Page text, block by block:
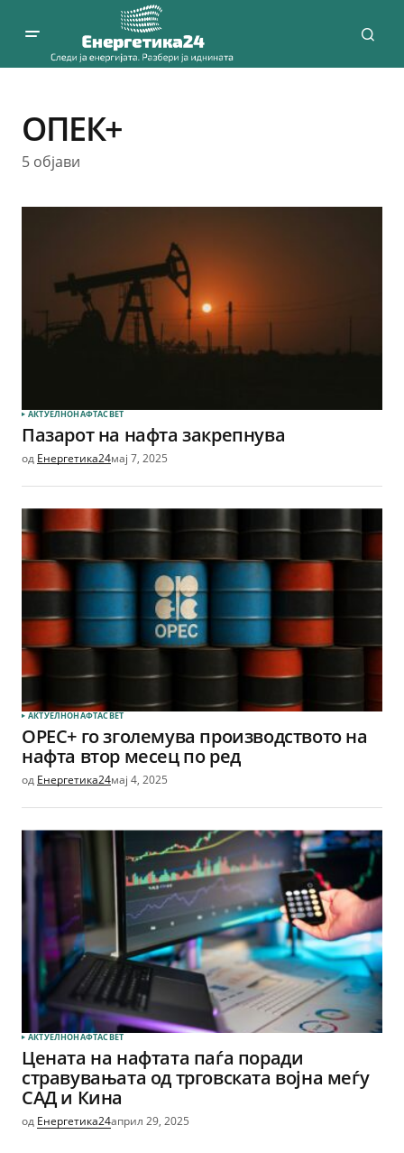
ОПЕК+
5 објави
АКТУЕЛНОНАФТАСВЕТ
Пазарот на нафта закрепнува
од Енергетика24мај 7, 2025
АКТУЕЛНОНАФТАСВЕТ
OPEC+ го зголемува производството на
нафта втор месец по ред
од Енергетика24мај 4, 2025
АКТУЕЛНОНАФТАСВЕТ
Цената на нафтата паѓа поради
стравувањата од трговската војна меѓу
САД и Кина
од Енергетика24април 29, 2025